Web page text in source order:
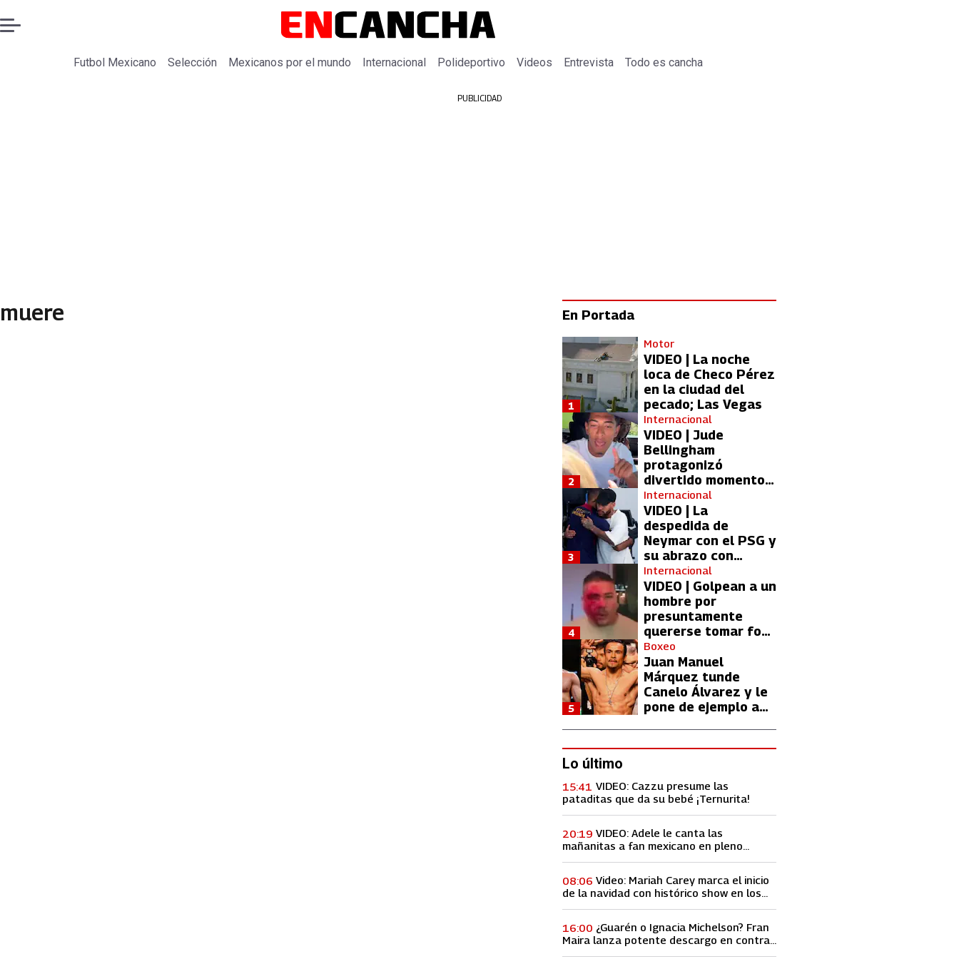
Futbol Mexicano Selección Mexicanos por el mundo Internacional Polideportivo Videos Entrevista Todo es cancha
PUBLICIDAD
muere En Portada
Motor
VIDEO | La noche
loca de Checo Pérez
en la ciudad del
pecado; Las Vegas
1
Internacional
VIDEO | Jude
Bellingham
protagonizó
divertido momento
con aficionada del
Real Madrid
2
Internacional
VIDEO | La
despedida de
Neymar con el PSG y
su abrazo con
Kylian Mbappé
3
Internacional
VIDEO | Golpean a un
hombre por
presuntamente
quererse tomar foto
con Lionel Messi
4
Boxeo
Juan Manuel
Márquez tunde
Canelo Álvarez y le
pone de ejemplo a
5
Lo último
VIDEO: Cazzu presume las
pataditas que da su bebé ¡Ternurita!
15:41
VIDEO: Adele le canta las
mañanitas a fan mexicano en pleno
20:19
Video: Mariah Carey marca el inicio
de la navidad con histórico show en los
08:06
¿Guarén o Ignacia Michelson? Fran
Maira lanza potente descargo en contra
16:00